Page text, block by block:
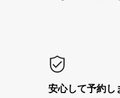
安心して予約し